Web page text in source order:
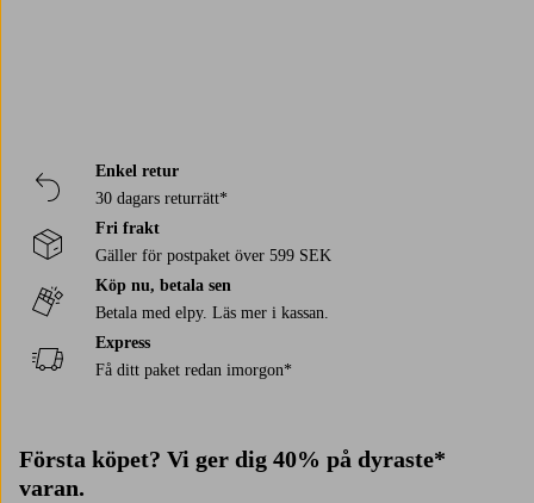
Enkel retur
30 dagars returrätt*
Fri frakt
Gäller för postpaket över 599 SEK
Köp nu, betala sen
Betala med elpy. Läs mer i kassan.
Express
Få ditt paket redan imorgon*
Första köpet? Vi ger dig 40% på dyraste*
varan.